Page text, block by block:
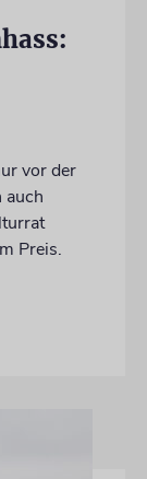
vor der
auch
Preis.